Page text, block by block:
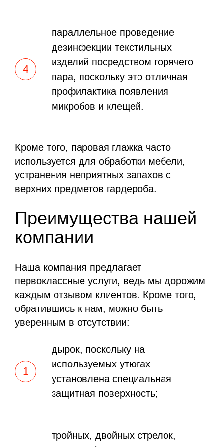
параллельное проведение
дезинфекции текстильных
изделий посредством горячего
пара, поскольку это отличная
профилактика появления
микробов и клещей.
Кроме того, паровая глажка часто
используется для обработки мебели,
устранения неприятных запахов с
верхних предметов гардероба.
Преимущества нашей
компании
Наша компания предлагает
первоклассные услуги, ведь мы дорожим
каждым отзывом клиентов. Кроме того,
обратившись к нам, можно быть
уверенным в отсутствии:
дырок, поскольку на
используемых утюгах
установлена специальная
защитная поверхность;
тройных, двойных стрелок,